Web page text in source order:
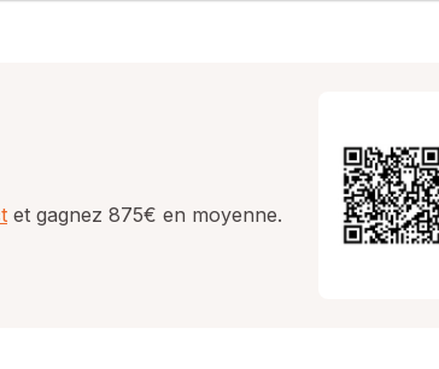
et gagnez 875€ en moyenne.